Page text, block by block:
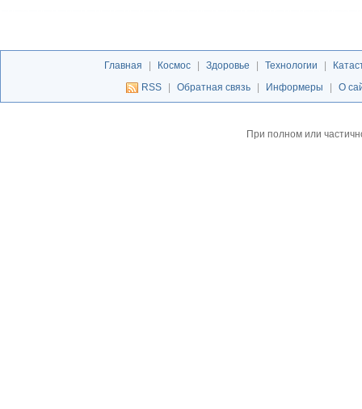
Главная | Космос | Здоровье | Технологии |
RSS
| Обратная связь | Информеры | О
При полном или